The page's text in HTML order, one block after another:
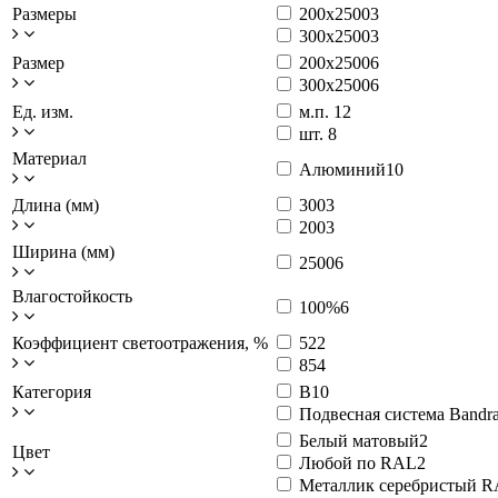
Размеры
200x25003
300x25003
Размер
200x25006
300x25006
Ед. изм.
м.п. 12
шт. 8
Материал
Алюминий10
Длина (мм)
3003
2003
Ширина (мм)
25006
Влагостойкость
100%6
Коэффициент светоотражения, %
522
854
Категория
B10
Подвесная система
Цвет
Белый матовый2
Любой по RAL2
Металлик серебристый